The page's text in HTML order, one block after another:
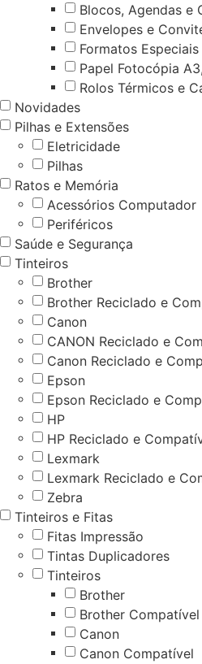
Blocos, Agendas e
Envelopes e
Formatos Especiais
Papel Fotocópia
Rolos Térmicos e
Novidades
Pilhas e Extensões
Eletricidade
Pilhas
Ratos e Memória
Acessórios Computador
Periféricos
Saúde e Segurança
Tinteiros
Brother
Brother Reciclado e
Canon
CANON Reciclado e
Canon Reciclado e
Epson
Epson Reciclado e
HP
HP Reciclado e
Lexmark
Lexmark Reciclado e
Zebra
Tinteiros e Fitas
Fitas Impressão
Tintas Duplicadores
Tinteiros
Brother
Brother Compatível
Canon
Canon Compatível